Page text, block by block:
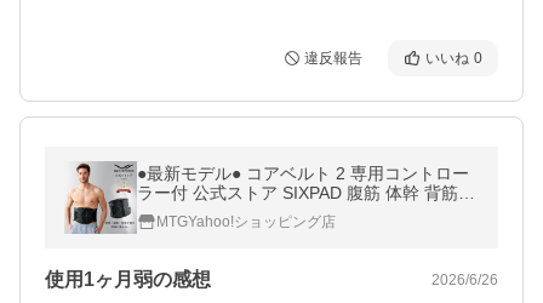
違反報告 いいね 0
●最新モデル● コアベルト 2 専用コントロー
ラー付 公式ストア SIXPAD 腹筋 体幹 背筋
ながらトレーニング EMS シックスパッド バ
レンタインギフト LCC
MTGYahoo!ショッピング店
使用1ヶ月弱の感想 2026/6/26